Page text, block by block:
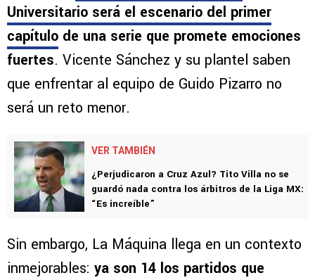
Universitario será el escenario del primer
capítulo de una serie que promete emociones
fuertes. Vicente Sánchez y su plantel saben
que enfrentar al equipo de Guido Pizarro no
será un reto menor.
VER TAMBIÉN
¿Perjudicaron a Cruz Azul? Tito Villa no se
guardó nada contra los árbitros de la Liga MX:
“Es increíble”
Sin embargo, La Máquina llega en un contexto
inmejorables: ya son 14 los partidos que